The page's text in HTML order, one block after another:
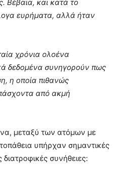
Βέβαια, και κατά το
ευρήματα, αλλά ήταν
χρόνια ολοένα
δεδομένα συνηγορούν πως
η οποία πιθανώς
από ακμή
μεταξύ των ατόμων με
υπήρχαν σημαντικές
συνήθειες: